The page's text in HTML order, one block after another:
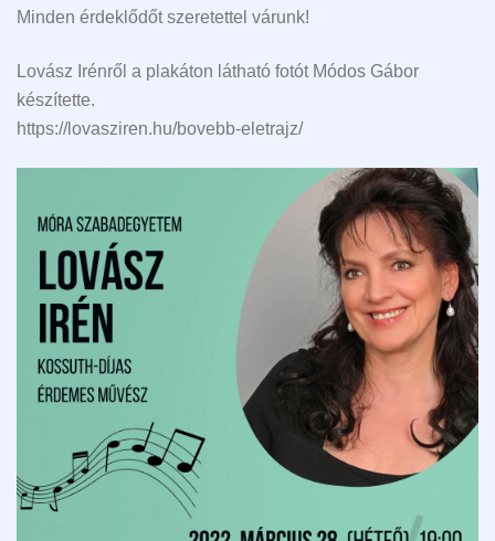
Minden érdeklődőt szeretettel várunk!
Lovász Irénről a plakáton látható fotót Módos Gábor
készítette.
https://lovasziren.hu/bovebb-eletrajz/